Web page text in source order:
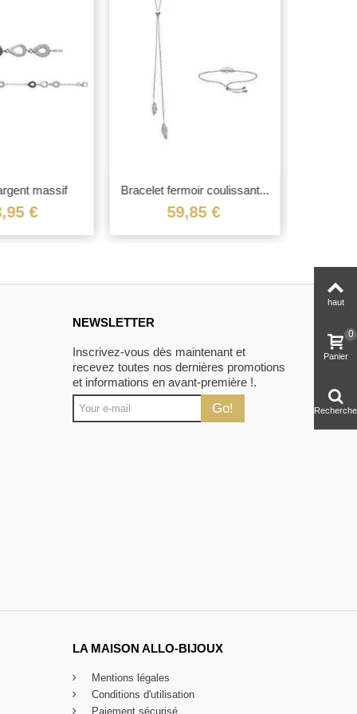
massif
€
Bracelet fermoir coulissant...
59,85 €
NEWSLETTER
Inscrivez-vous dès maintenant et
recevez toutes nos dernières promotions
et informations en avant-première !.
Go!
LA MAISON ALLO-BIJOUX
Mentions légales
Conditions d'utilisation
Paiement sécurisé
haut
Panier
0